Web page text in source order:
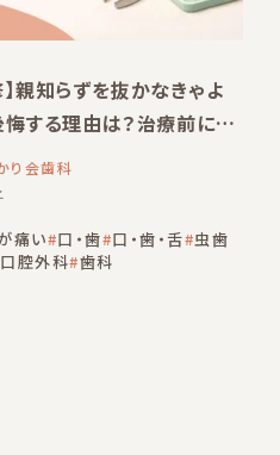
親知らずを抜かなきゃよ
悔する理由は？治療前に
いこと
り会歯科
痛い 口・歯 口・歯・舌 虫歯
口腔外科 歯科